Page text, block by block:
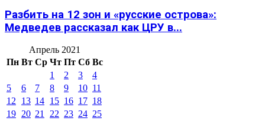
Разбить на 12 зон и «русские острова»:
Медведев рассказал как ЦРУ в...
Апрель 2021
Пн Вт Ср Чт Пт Сб Вс
1
2 3
4
5
6 7 8 9 10 11
12
13 14 15 16 17 18
19 20 21 22 23 24 25